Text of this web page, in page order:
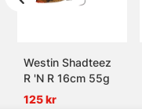
Westin Shadteez
R 'N R 16cm 55g
125 kr